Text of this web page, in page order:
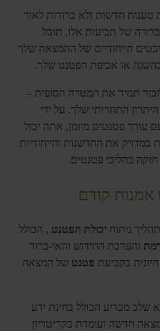
טענות חדשות ולא ברורות לאור
של תביעות אלו, תוכל
הייחודיים של ההמצאה שלך
בהשגה או אכיפת הפטנט שלך.
תמיד את המטרה הסופית –
התחרותי שלך. על ידי
עורך פטנטים מיומן, אתה יכול
את החדשנות והייחודיות
בהליכי פטנטים.
אמנות קודם
ניתוח יכולת הפטנט , הכולל
והערכת החידוש והאי-ברור
בקביעת פטנט של המצאה
שלב מכריע הכולל בחינת ידע
חדשה ועומדת בקריטריון